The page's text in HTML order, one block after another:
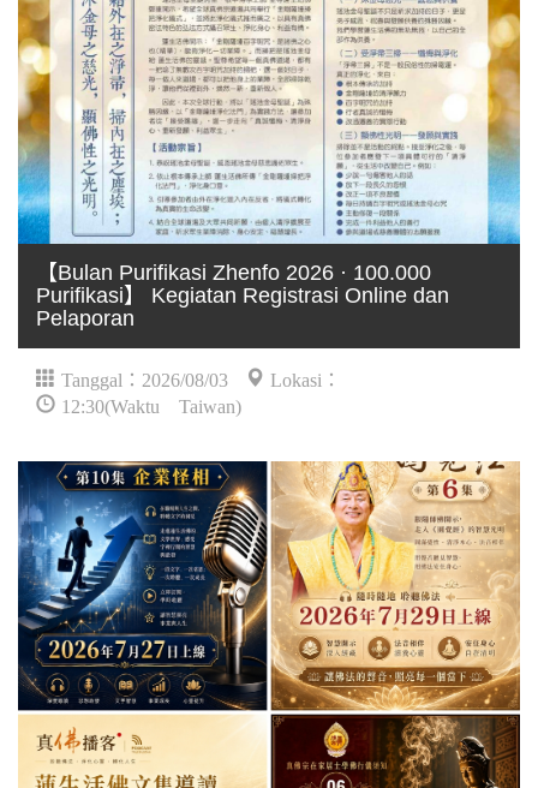
【Bulan Purifikasi Zhenfo 2026 · 100.000
Purifikasi】 Kegiatan Registrasi Online dan
Pelaporan
Tanggal：2026/08/03
Lokasi：
12:30(Waktu Taiwan)